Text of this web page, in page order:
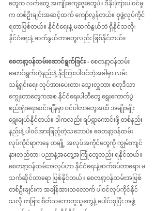
တွေက လက်တွေ့ အကျိုးကျေးဇူးတွေပဲ။ ဒီနိုးကြားပါဝင်မှု
က တစ်ဦးချင်းအဆင့်ထက် ကျော်လွန်တယ်။ စုဖွဲ့လုပ်ကိုင်
ရတာဖြစ်တယ်။ နိုင်ငံရေးနဲ့ မဆက်နွယ်ဘဲ ရှိနိုင်သလို၊
နိုင်ငံရေးနဲ့ ဆက်နွယ်တာတွေလည်း ဖြစ်နိုင်တယ်။
စေတနာ့ဝန်ထမ်းဆောင်ရွက်ခြင်း - စေတနာ့ဝန်ထမ်း
ဆောင်ရွက်တဲ့နည်းနဲ့ နိုးကြားပါဝင်တဲ့အခါမှာ လမ်း
သန့်ရှင်းရေး လုပ်အားပေးတာ၊ ‌သွေးလှူတာ၊ စတုဒီသာ
ကျွေးတာတွေကအစ နိုင်ငံရေးပါတီတွေ ရွေးကောက်ပွဲ
စည်းရုံးရေးဆင်းချိန်မှာ ဝင်ပါတာတွေအထိ အမျိုးမျိုး
ရွေးချယ်နိုင်တယ်။ ဒါကလည်း ရပ်ရွာကောင်းဖို့ တစ်နည်း
နည်းနဲ့ ပါဝင်အားဖြည့်တဲ့သဘောပဲ။ စေတနာ့ဝန်ထမ်း
လုပ်ကိုင်ရာကနေ တချို့ အလုပ်အကိုင်တွေကို ကျွမ်းကျင်
နားလည်တာ၊ ပညာနဲ့အတွေ့အကြုံတွေလည်း ရနိုင်တယ်။
စေတနာ့ဝန်ထမ်းအလုပ်ဟာ နိုင်ငံရေးနဲ့ဆက်စပ်တာရော၊ မ
သက်ဆိုင်တာရော ဖြစ်နိုင်တယ်။ စေတနာ့ဝန်ထမ်းအဖြစ်
တစ်ဦးချင်းက အချိန်အားသလောက် ပါဝင်လုပ်ကိုင်နိုင်
သလို တခြား စိတ်သဘောတူသူတွေနဲ့ ပေါင်းစုပြီး အဖွဲ့